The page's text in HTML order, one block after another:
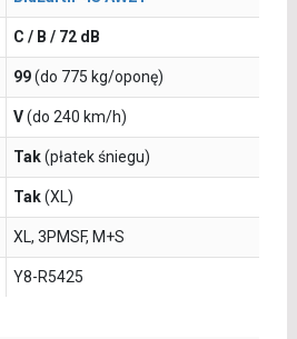
C / B / 72 dB
99(do 775 kg/oponę)
V(do 240 km/h)
Tak(płatek śniegu)
Tak(XL)
XL, 3PMSF, M+S
Y8-R5425